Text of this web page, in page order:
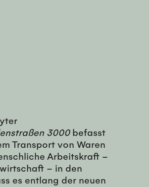
3000 befasst
Transport von Waren
Arbeitskraft –
– in den
es entlang der neuen